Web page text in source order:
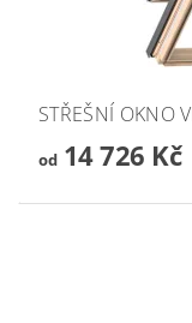
STŘEŠNÍ OKNO
od14 726 Kč